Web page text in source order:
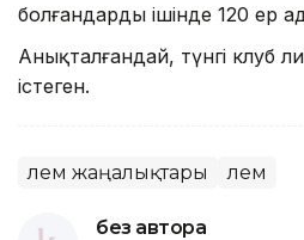
болғандардың ішінде 120 ер
Анықталғандай, түнгі клуб
істеген.
Әлем жаңалықтары Әлем
без автора